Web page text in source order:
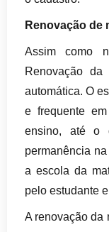
Renovação de
Assim como
Renovação
automática. O
e frequente
ensino, até o
permanência
a escola da
pelo estudante
A renovação da